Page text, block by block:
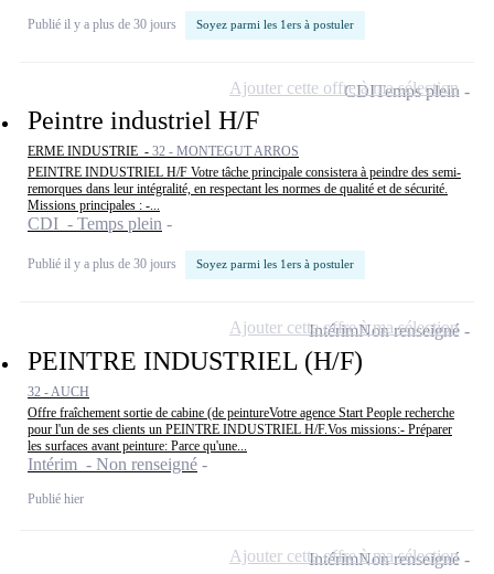
Publié il y a plus de 30 jours Soyez parmi les 1ers à postuler
Peintre industriel H/F
ERME INDUSTRIE - 32 - MONTEGUT ARROS
PEINTRE INDUSTRIEL H/F Votre tâche principale consistera à peindre des semi-
remorques dans leur intégralité, en respectant les normes de qualité et de sécurité.
Missions principales : -...
CDI - Temps plein
Publié il y a plus de 30 jours Soyez parmi les 1ers à postuler
CDITemps plein
Ajouter cette offre à ma sélection
PEINTRE INDUSTRIEL (H/F)
32 - AUCH
Offre fraîchement sortie de cabine (de peintureVotre agence Start People recherche
pour l'un de ses clients un PEINTRE INDUSTRIEL H/F.Vos missions:- Préparer
les surfaces avant peinture: Parce qu'une...
Intérim - Non renseigné
Publié hier
IntérimNon renseigné
Ajouter cette offre à ma sélection
IntérimNon renseigné
Ajouter cette offre à ma sélection